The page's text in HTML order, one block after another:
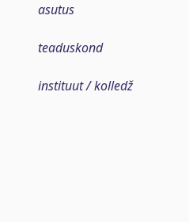
asutus
teaduskond
instituut / kolledž